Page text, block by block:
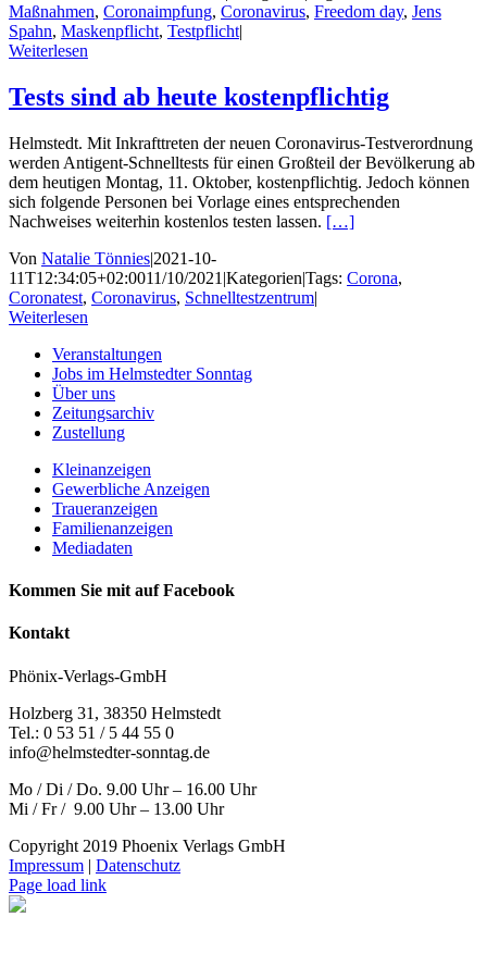
Maßnahmen, Coronaimpfung, Coronavirus, Freedom day, Jens
Spahn, Maskenpflicht, Testpflicht|
Weiterlesen
Tests sind ab heute kostenpflichtig
Helmstedt. Mit Inkrafttreten der neuen Coronavirus-Testverordnung
werden Antigent-Schnelltests für einen Großteil der Bevölkerung ab
dem heutigen Montag, 11. Oktober, kostenpflichtig. Jedoch können
sich folgende Personen bei Vorlage eines entsprechenden
Nachweises weiterhin kostenlos testen lassen. […]
Von Natalie Tönnies|2021-10-
11T12:34:05+02:0011/10/2021 |Kategorien|Tags: Corona,
Coronatest, Coronavirus, Schnelltestzentrum|
Weiterlesen
Veranstaltungen
Jobs im Helmstedter Sonntag
Über uns
Zeitungsarchiv
Zustellung
Kleinanzeigen
Gewerbliche Anzeigen
Traueranzeigen
Familienanzeigen
Mediadaten
Kommen Sie mit auf Facebook
Kontakt
Phönix-Verlags-GmbH
Holzberg 31, 38350 Helmstedt
Tel.: 0 53 51 / 5 44 55 0
info@helmstedter-sonntag.de
Mo / Di / Do. 9.00 Uhr – 16.00 Uhr
Mi / Fr / 9.00 Uhr – 13.00 Uhr
Copyright 2019 Phoenix Verlags GmbH
Impressum | Datenschutz
Page load link